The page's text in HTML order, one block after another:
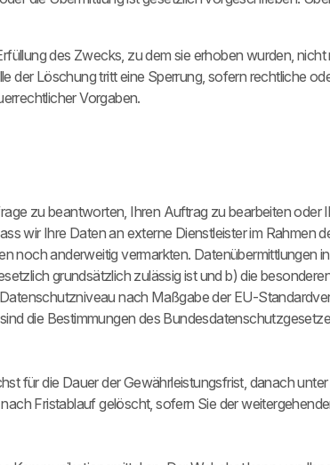
des Zwecks, zu dem sie erhoben wurden,
der Löschung tritt eine Sperrung, sofern rechtliche
Vorgaben.
zu beantworten, Ihren Auftrag zu bearbeiten
wir Ihre Daten an externe Dienstleister im Rahmen
anderweitig vermarkten. Datenübermittlungen
grundsätzlich zulässig ist und b) die
nach Maßgabe der EU-
die Bestimmungen des
für die Dauer der Gewährleistungsfrist, danach
Fristablauf gelöscht, sofern Sie der